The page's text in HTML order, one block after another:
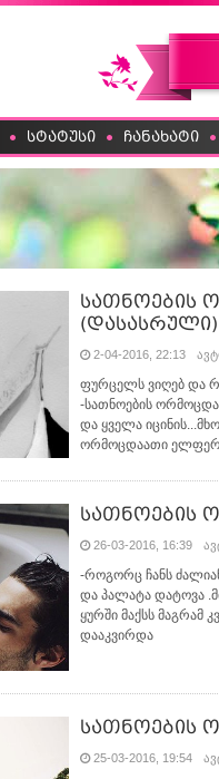
სტატუსი ჩანახატი
სათნოების
(დასასრული)
2-04-2016, 22:13
ფურცელს ვიღებ და
-სათნოების
და ყველა
ორმოცდაათი
სათნოების
26-03-2016, 16:39
-როგორც ჩანს
და პალატა დატოვა
ყურში მაქსს მაგრამ
დააკვირდა
სათნოების
25-03-2016, 19:54